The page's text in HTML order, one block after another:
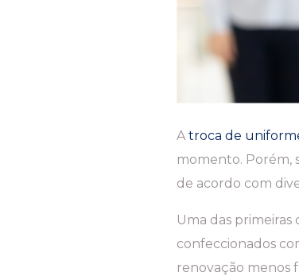
A troca de
momento. Porém,
de acordo com
Uma das
confeccionados
renovação menos